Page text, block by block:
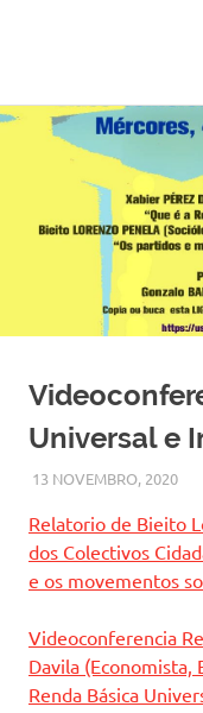
Skip pola
Defensa
Pensións
os
Universal e
13 NOVEMBRO, 2020
Relatorio de Bieito
dos Colectivos
e os movementos
Videoconferencia
Davila (Economista,
Renda Básica